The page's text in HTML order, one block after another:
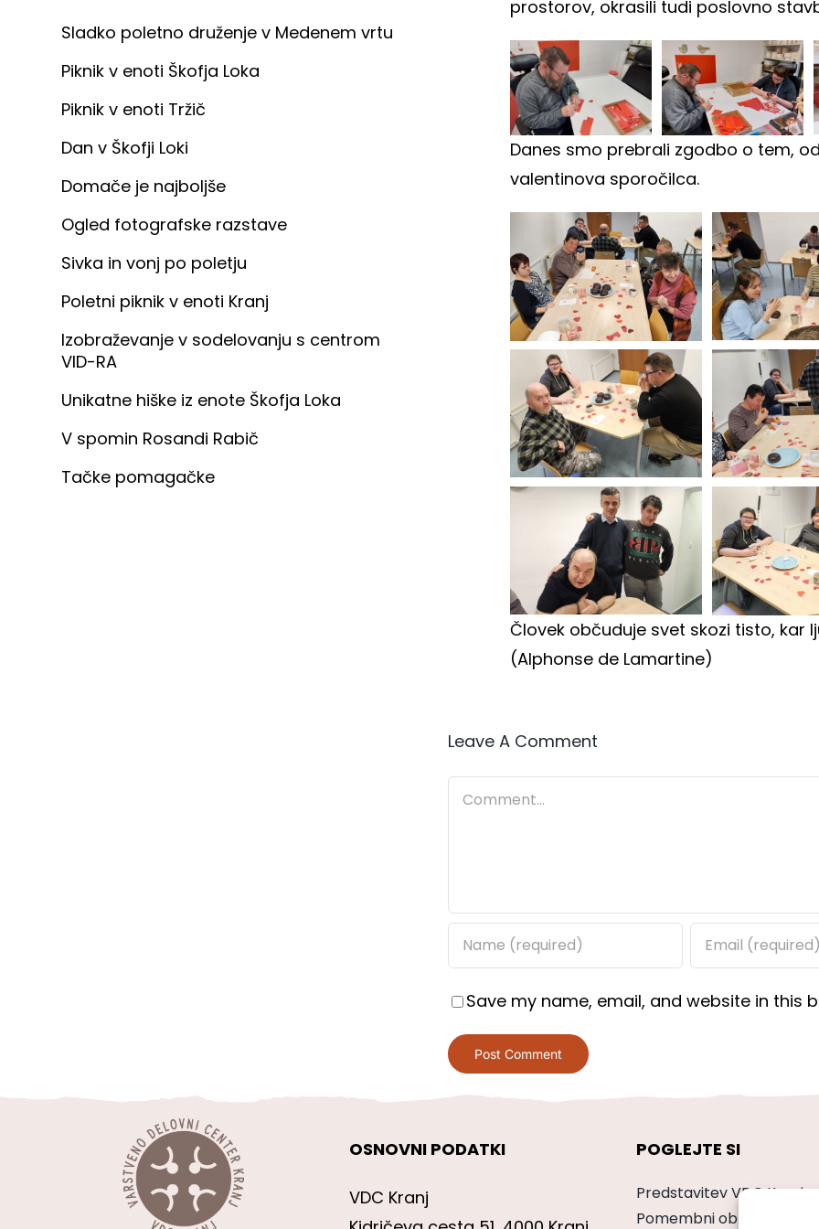
Sladko poletno druženje v Medenem vrtu
Piknik v enoti Škofja Loka
Piknik v enoti Tržič
Dan v Škofji Loki
Domače je najboljše
Ogled fotografske razstave
Sivka in vonj po poletju
Poletni piknik v enoti Kranj
Izobraževanje v sodelovanju s centrom
VID-RA
Unikatne hiške iz enote Škofja Loka
V spomin Rosandi Rabič
Tačke pomagačke
prostorov, okrasili tudi poslovno
Danes smo prebrali zgodbo o tem,
valentinova sporočilca.
Človek občuduje svet skozi tisto, kar
(Alphonse de Lamartine)
Leave A Comment
Comment
Save my name, email, and website in this
OSNOVNI PODATKI
VDC Kranj
POGLEJTE SI
Predstavitev VDC Kranj
Pomembni obrazci